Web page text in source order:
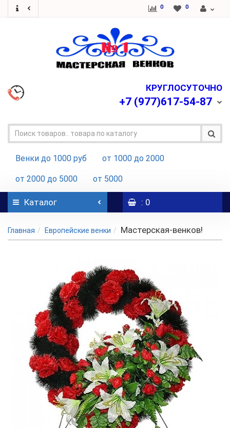
0 0
КРУГЛОСУТОЧНО
+7 (977)617-54-87
Венки до 1000 руб от 1000 до 2000
от 2000 до 5000 от 5000
Каталог : 0
Главная Европейские венки Мастерская-венков!